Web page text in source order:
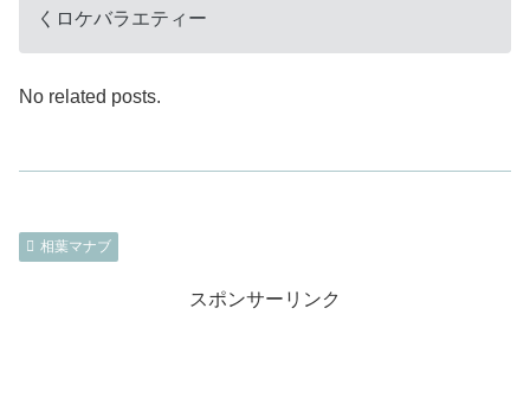
くロケバラエティー
No related posts.
相葉マナブ
スポンサーリンク